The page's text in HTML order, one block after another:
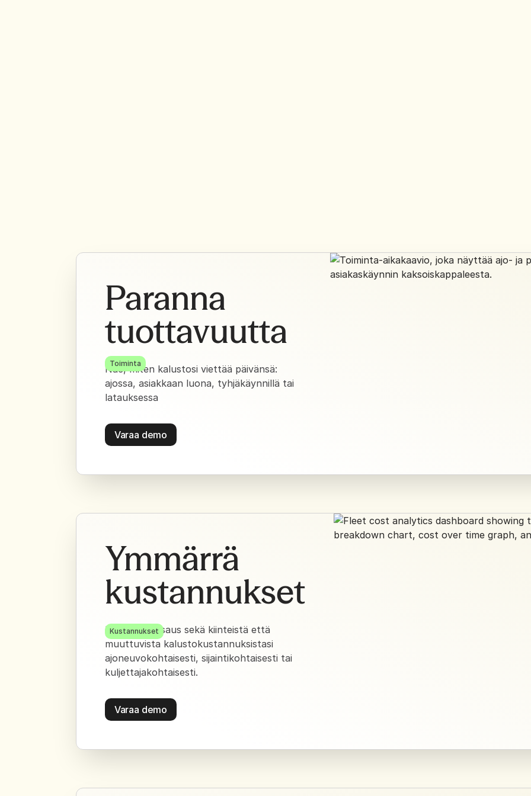
Toiminta
Paranna
tuottavuutta
Näe, miten kalustosi viettää päivänsä:
ajossa, asiakkaan luona, tyhjäkäynnillä tai
latauksessa
Varaa demo
Kustannukset
Ymmärrä
kustannukset
Näe yleiskatsaus sekä kiinteistä että
muuttuvista kalustokustannuksistasi
ajoneuvokohtaisesti, sijaintikohtaisesti tai
kuljettajakohtaisesti.
Varaa demo